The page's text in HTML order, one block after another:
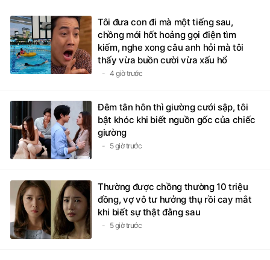
Tôi đưa con đi mà một tiếng sau,
chồng mới hốt hoảng gọi điện tìm
kiếm, nghe xong câu anh hỏi mà tôi
thấy vừa buồn cười vừa xấu hổ
4 giờ trước
Đêm tân hôn thì giường cưới sập, tôi
bật khóc khi biết nguồn gốc của chiếc
giường
5 giờ trước
Thường được chồng thường 10 triệu
đồng, vợ vô tư hưởng thụ rồi cay mắt
khi biết sự thật đằng sau
5 giờ trước